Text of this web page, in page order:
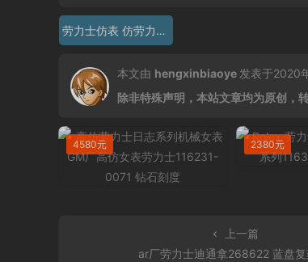
劳力士仿表 仿劳力士116759
本文由 hengxinbiaoye 发表于2020
除非特殊声明，本站文章均为原创，
4580元 2380元
上一篇
ar厂劳力士迪通拿268622 蓝盘复